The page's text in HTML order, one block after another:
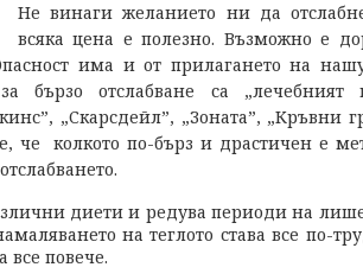
Не винаги желанието ни да
всяка цена е полезно. Възможно е
има и от прилагането на
бързо отслабване са „лечебният
„Скарсдейл”, „Зоната”, „Кръвни
че колкото по-бърз и драстичен е
диети и редува периоди на
на теглото става все по-
все повече.